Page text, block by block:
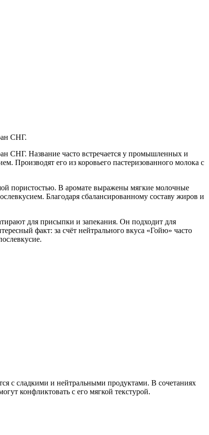
СНГ.
СНГ. Название часто встречается у промышленных и
Производят его из коровьего пастеризованного молока с
пористостью. В аромате выражены мягкие молочные
Благодаря сбалансированному составу жиров и
для присыпки и запекания. Он подходит для
факт: за счёт нейтрального вкуса «Гойю» часто
с сладкими и нейтральными продуктами. В сочетаниях
конфликтовать с его мягкой текстурой.